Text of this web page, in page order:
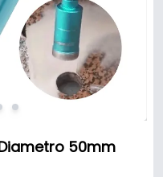
50mm